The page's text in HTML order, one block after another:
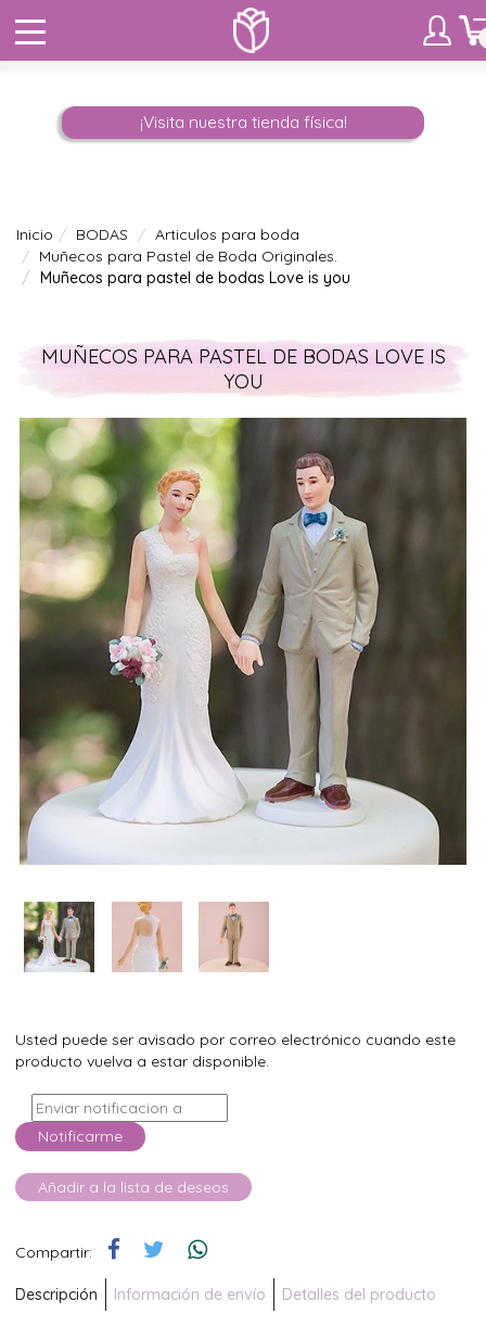
¡Visita nuestra tienda física!
Inicio BODAS
Articulos para boda
Muñecos para Pastel de Boda Originales.
Muñecos para pastel de bodas Love is you
MUÑECOS PARA PASTEL DE BODAS LOVE IS
YOU
Usted puede ser avisado por correo electrónico cuando este
producto vuelva a estar disponible.
Notificarme
Añadir a la lista de deseos
Compartir:
Descripción Información de envío Detalles del producto